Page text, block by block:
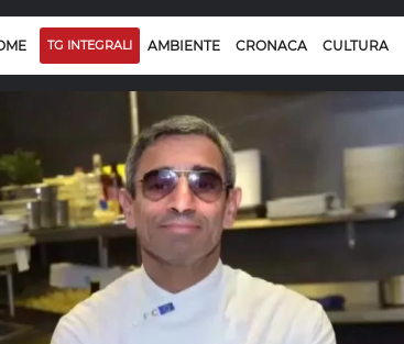
TG INTEGRALI AMBIENTE CRONACA CULTURA